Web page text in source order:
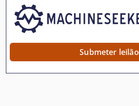
Máquina De Dobra De Arame
Máquina De Entalhe
Máquina De Fabricação De
Submeter leilão